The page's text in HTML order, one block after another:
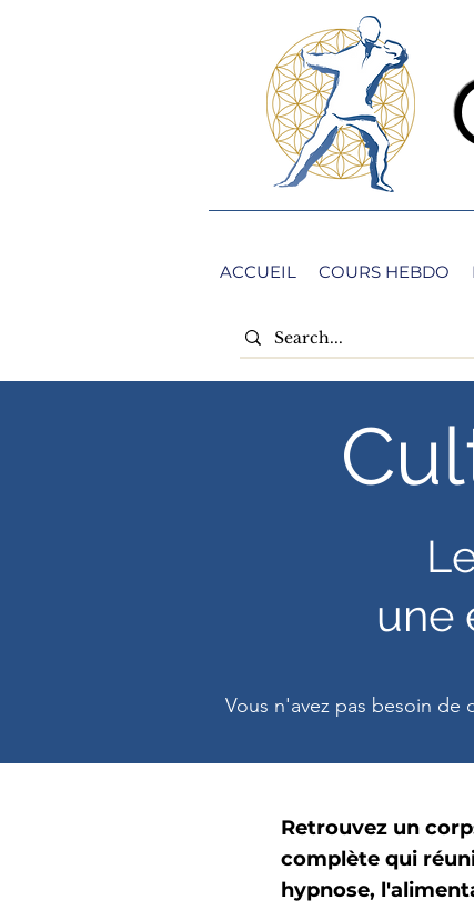
ACCUEIL COURS HEBDO
une
Vous n'avez pas besoin de
Retrouvez un
complète qui
hypnose,